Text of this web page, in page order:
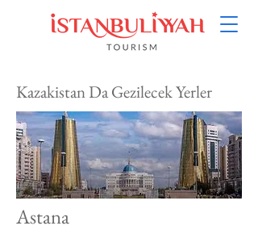
Kazakistan Da Gezilecek Yerler
Astana